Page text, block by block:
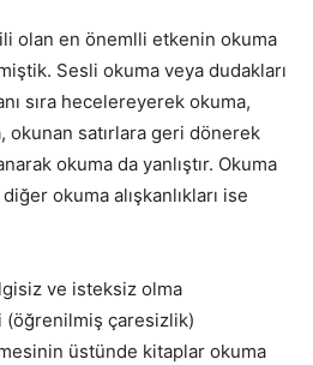
olan en önemlli etkenin okuma
Sesli okuma veya dudakları
sıra hecelereyerek okuma,
satırlara geri dönerek
okuma da yanlıştır. Okuma
okuma alışkanlıkları ise
ve isteksiz olma
(öğrenilmiş çaresizlik)
üstünde kitaplar okuma